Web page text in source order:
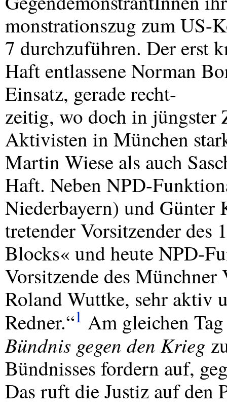
monstrationszug zum US-
7 durchzuführen. Der erst
Haft entlassene Norman
Einsatz, gerade recht-
zeitig, wo doch in jüngster
Aktivisten in München
Martin Wiese als auch
Haft. Neben NPD-
Niederbayern) und Günter
tretender Vorsitzender des
Blocks« und heuteNPD-
Vorsitzende des
Roland Wuttke, sehr aktiv
Redner.“1 Am gleichen
Bündnis gegen den Krieg
Bündnisses fordern auf,
Das ruft die Justiz auf den